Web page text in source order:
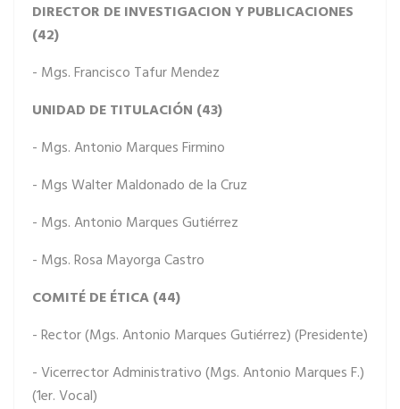
DIRECTOR DE INVESTIGACION Y PUBLICACIONES
(42)
- Mgs. Francisco Tafur Mendez
UNIDAD DE TITULACIÓN (43)
- Mgs. Antonio Marques Firmino
- Mgs Walter Maldonado de la Cruz
- Mgs. Antonio Marques Gutiérrez
- Mgs. Rosa Mayorga Castro
COMITÉ DE ÉTICA (44)
- Rector (Mgs. Antonio Marques Gutiérrez) (Presidente)
- Vicerrector Administrativo (Mgs. Antonio Marques F.)
(1er. Vocal)